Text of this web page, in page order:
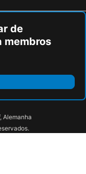
de
membros
Alemanha